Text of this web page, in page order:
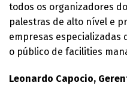
todos os organizadores
palestras de alto nível e
empresas especializadas
o público de facilities
Leonardo Capocio,